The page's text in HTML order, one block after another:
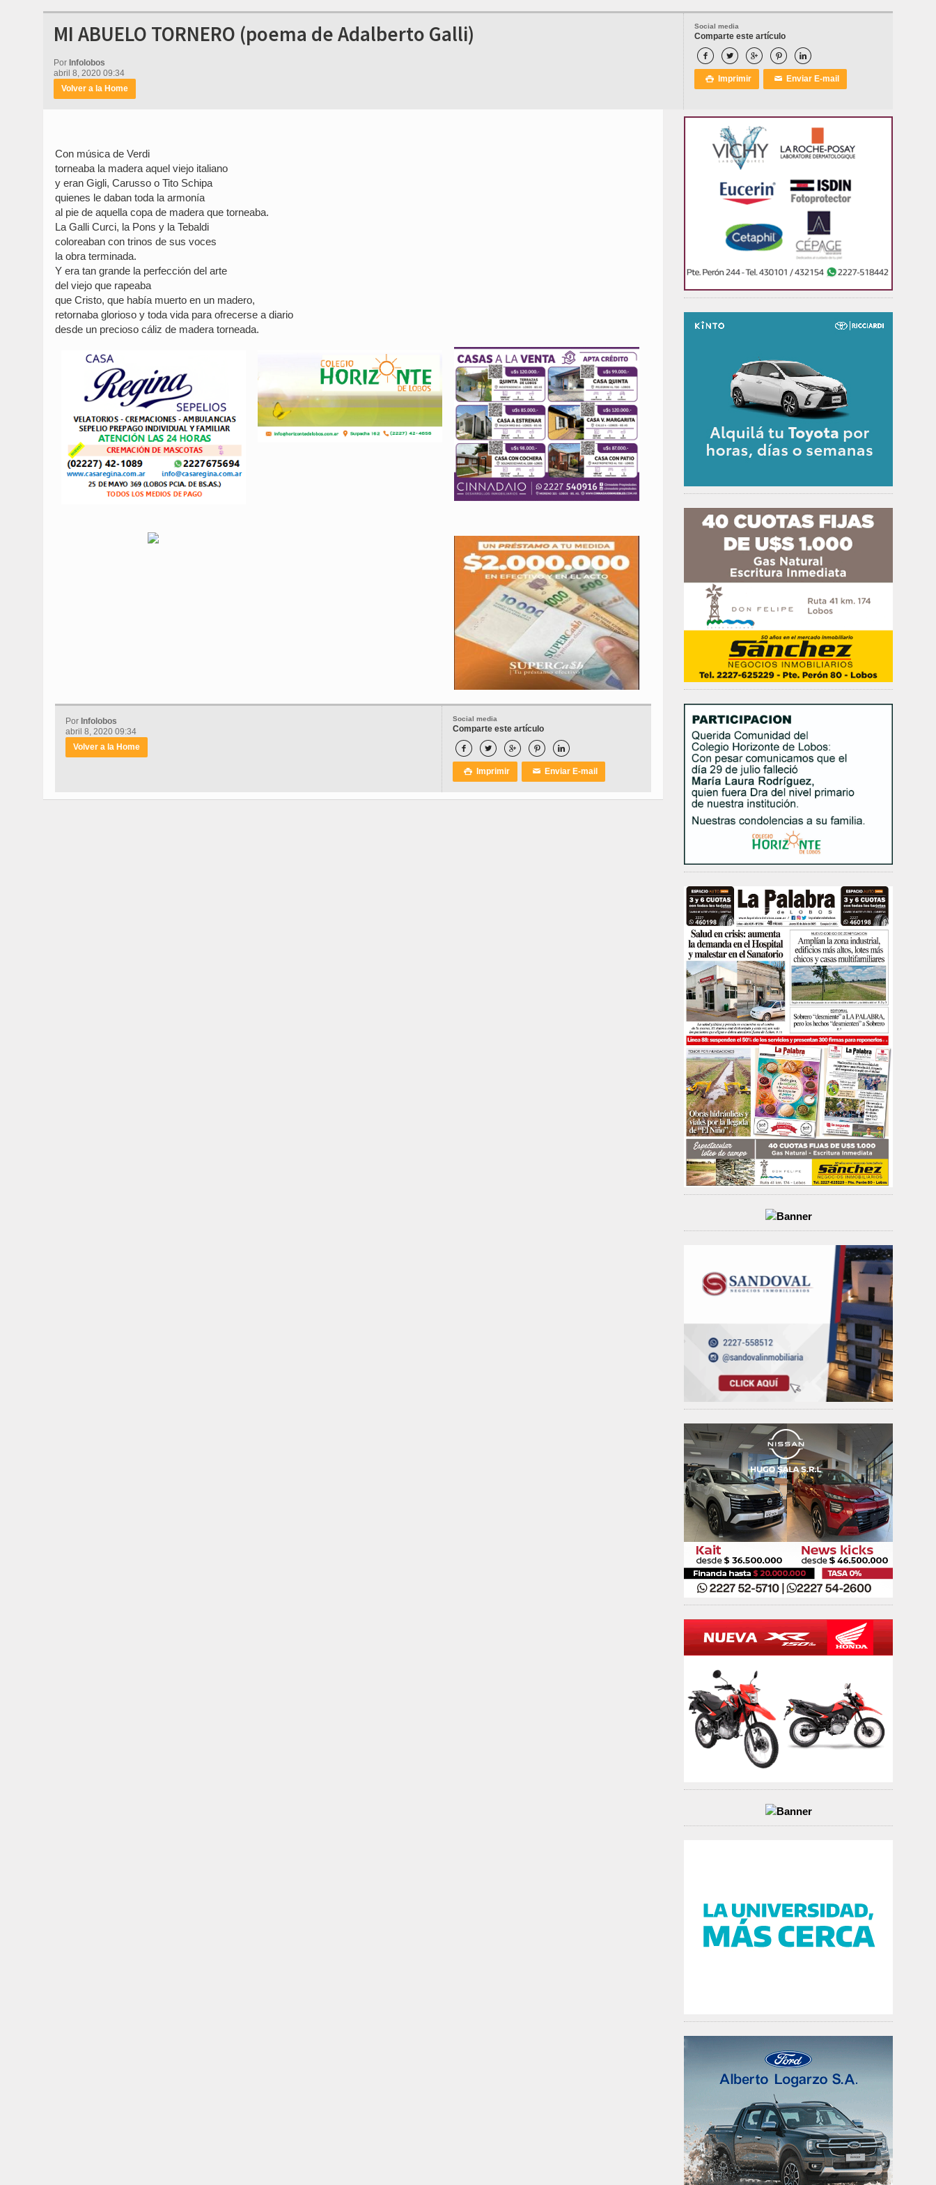
Social media
Comparte este artículo
    
 Imprimir ✉ Enviar E-mail
MI ABUELO TORNERO (poema de Adalberto Galli)
Por Infolobos
abril 8, 2020 09:34
Volver a la Home
Con música de Verdi
torneaba la madera aquel viejo italiano
y eran Gigli, Carusso o Tito Schipa
quienes le daban toda la armonía
al pie de aquella copa de madera que torneaba.
La Galli Curci, la Pons y la Tebaldi
coloreaban con trinos de sus voces
la obra terminada.
Y era tan grande la perfección del arte
del viejo que rapeaba
que Cristo, que había muerto en un madero,
retornaba glorioso y toda vida para ofrecerse a diario
desde un precioso cáliz de madera torneada.
Social media
Comparte este artículo
    
 Imprimir ✉ Enviar E-mail
Por Infolobos
abril 8, 2020 09:34
Volver a la Home